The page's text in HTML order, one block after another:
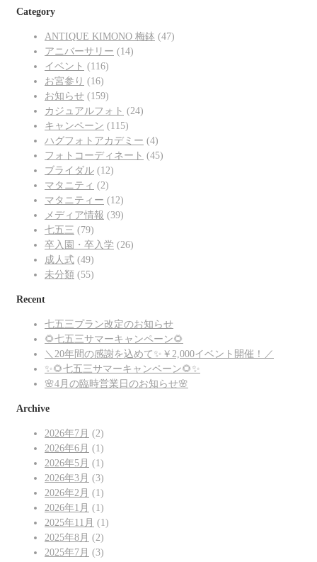
Category
ANTIQUE KIMONO 梅鉢 (47)
アニバーサリー (14)
イベント (116)
お宮参り (16)
お知らせ (159)
カジュアルフォト (24)
キャンペーン (115)
ハグフォトアカデミー (4)
フォトコーディネート (45)
ブライダル (12)
マタニティ (2)
マタニティー (12)
メディア情報 (39)
七五三 (79)
卒入園・卒入学 (26)
成人式 (49)
未分類 (55)
Recent
七五三プラン改定のお知らせ
🌻七五三サマーキャンペーン🌻
＼20年間の感謝を込めて✨￥2,000イベント開催！／
✨🌻七五三サマーキャンペーン🌻✨
🌸4月の臨時営業日のお知らせ🌸
Archive
2026年7月 (2)
2026年6月 (1)
2026年5月 (1)
2026年3月 (3)
2026年2月 (1)
2026年1月 (1)
2025年11月 (1)
2025年8月 (2)
2025年7月 (3)